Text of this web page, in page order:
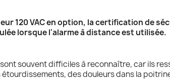
120 VAC en option, la certification de
lorsque l'alarme à distance est utilisée.
souvent difficiles à reconnaître, car ils
des douleurs dans la